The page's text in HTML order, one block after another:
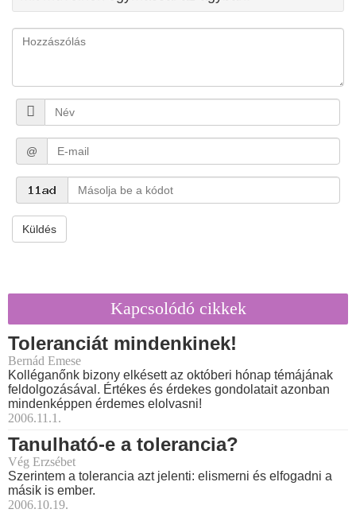
@
Küldés
Kapcsolódó cikkek
Toleranciát mindenkinek!
Bernád Emese
Kolléganőnk bizony elkésett az októberi hónap témájának
feldolgozásával. Értékes és érdekes gondolatait azonban
mindenképpen érdemes elolvasni!
2006.11.1.
Tanulható-e a tolerancia?
Vég Erzsébet
Szerintem a tolerancia azt jelenti: elismerni és elfogadni a
másik is ember.
2006.10.19.